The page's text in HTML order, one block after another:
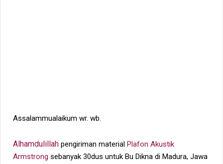
Assalammualaikum wr. wb.
Alhamdulillah pengiriman material Plafon Akustik
Armstrong sebanyak 30dus untuk Bu Dikna di Madura, Jawa